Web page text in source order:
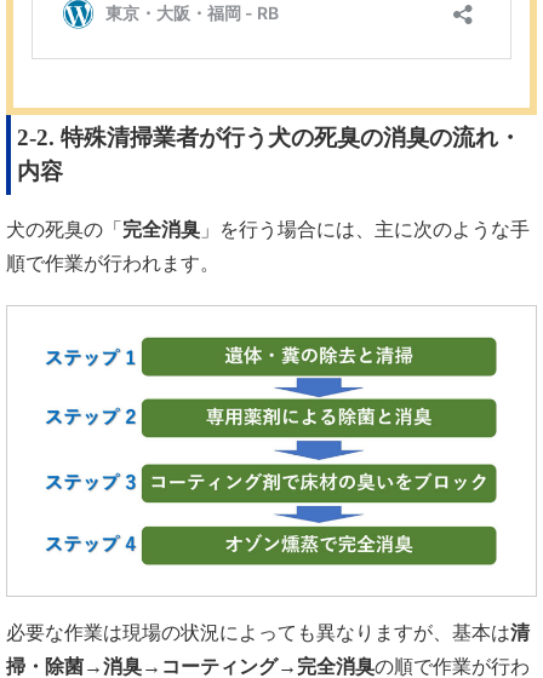
2-2. 特殊清掃業者が行う犬の死臭の消臭の流れ・
内容
犬の死臭の「 完全消臭 」を行う場合には、主に次のような手
順で作業が行われます。
必要な作業は現場の状況によっても異なりますが、基本は清
掃・除菌→消臭→コーティング→完全消臭の順で作業が行わ